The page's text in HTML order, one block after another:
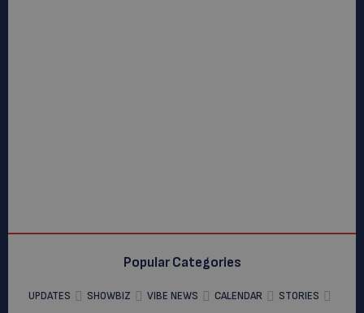
Popular Categories
UPDATES SHOWBIZ VIBE NEWS CALENDAR
STORIES